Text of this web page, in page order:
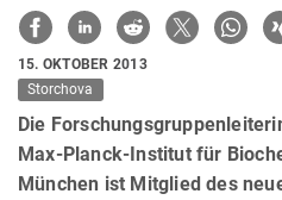
15. OKTOBER 2013
Storchova
Die
Max-Planck-Institut für
München ist Mitglied des